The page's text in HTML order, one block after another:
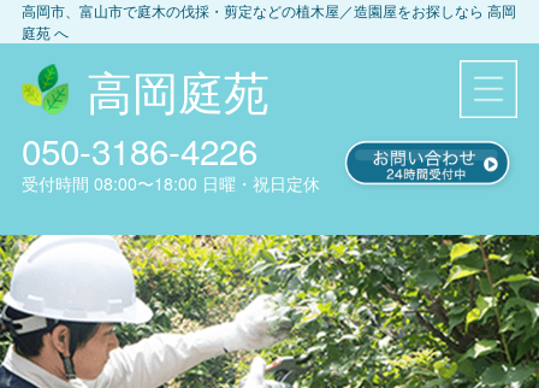
高岡市、富山市で庭木の伐採・剪定などの植木屋／造園屋をお探しなら 高岡
庭苑へ
高岡庭苑
050-3186-4226
受付時間 08:00〜18:00 日曜・祝日定休